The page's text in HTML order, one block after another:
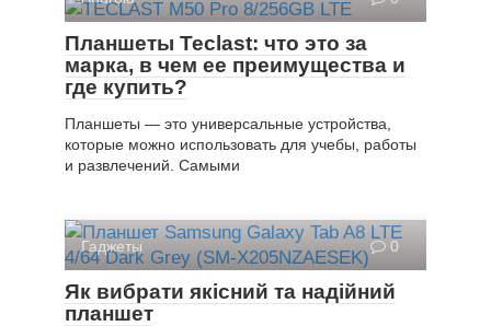
Планшеты Teclast: что это за
марка, в чем ее преимущества и
где купить?
Планшеты — это универсальные устройства,
которые можно использовать для учебы, работы
и развлечений. Самыми
Гаджеты 0
Як вибрати якісний та надійний
планшет